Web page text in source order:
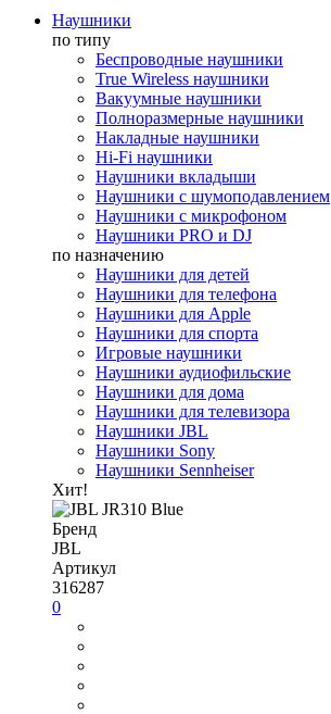
Наушники
по типу
Беспроводные наушники
True Wireless наушники
Вакуумные наушники
Полноразмерные наушники
Накладные наушники
Hi-Fi наушники
Наушники вкладыши
Наушники с шумоподавлением
Наушники с микрофоном
Наушники PRO и DJ
по назначению
Наушники для детей
Наушники для телефона
Наушники для Apple
Наушники для спорта
Игровые наушники
Наушники аудиофильские
Наушники для дома
Наушники для телевизора
Наушники JBL
Наушники Sony
Наушники Sennheiser
Хит!
Бренд
JBL
Артикул
316287
0